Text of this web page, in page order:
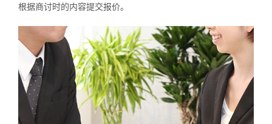
根据商讨时的内容提交报价。